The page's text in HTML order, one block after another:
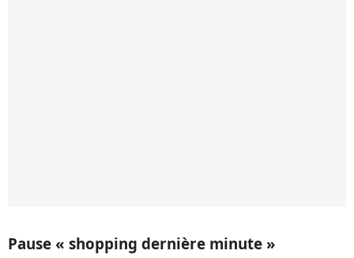
Pause « shopping dernière minute »